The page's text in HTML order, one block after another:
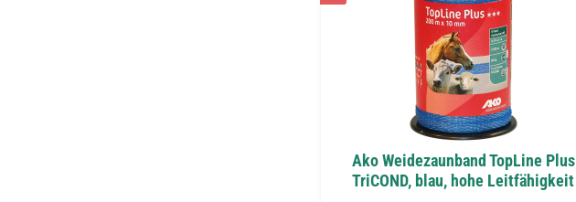
Ako Weidezaunband TopLine Plus
TriCOND, blau, hohe Leitfähigkeit